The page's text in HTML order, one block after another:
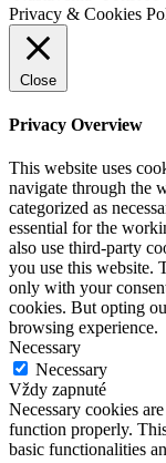
Privacy & Cookies
Close
Privacy Overview
This website uses
navigate through the
categorized as
essential for the
also use third-party
you use this website.
only with your
cookies. But opting
browsing experience.
Necessary
Necessary
Vždy zapnuté
Necessary cookies
function properly.
basic functionalities